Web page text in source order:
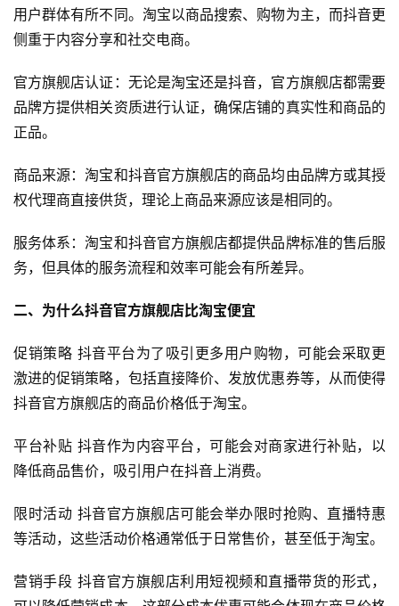
用户群体有所不同。淘宝以商品搜索、购物为主，而抖音更
侧重于内容分享和社交电商。
官方旗舰店认证：无论是淘宝还是抖音，官方旗舰店都需要
品牌方提供相关资质进行认证，确保店铺的真实性和商品的
正品。
商品来源：淘宝和抖音官方旗舰店的商品均由品牌方或其授
权代理商直接供货，理论上商品来源应该是相同的。
服务体系：淘宝和抖音官方旗舰店都提供品牌标准的售后服
务，但具体的服务流程和效率可能会有所差异。
二、为什么抖音官方旗舰店比淘宝便宜
促销策略 抖音平台为了吸引更多用户购物，可能会采取更
激进的促销策略，包括直接降价、发放优惠券等，从而使得
抖音官方旗舰店的商品价格低于淘宝。
平台补贴 抖音作为内容平台，可能会对商家进行补贴，以
降低商品售价，吸引用户在抖音上消费。
限时活动 抖音官方旗舰店可能会举办限时抢购、直播特惠
等活动，这些活动价格通常低于日常售价，甚至低于淘宝。
营销手段 抖音官方旗舰店利用短视频和直播带货的形式，